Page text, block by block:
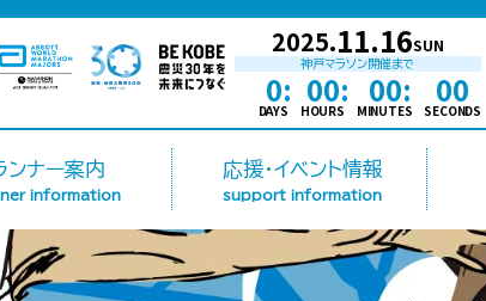
2025.11.16SUN
神戸マラソン開催まで
0:
DAYS
00:
HOURS
00:
MINUTES
00
SECONDS
ンナー案内
information
応援・イベント情報
support information